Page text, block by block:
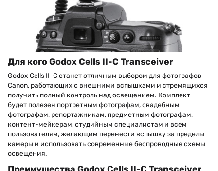
Для кого Godox Cells II-C Transceiver
Godox Cells II-C станет отличным выбором для фотографов
Canon, работающих с внешними вспышками и стремящихся
получить полный контроль над освещением. Комплект
будет полезен портретным фотографам, свадебным
фотографам, репортажникам, предметным фотографам,
контент-мейкерам, студийным специалистам и всем
пользователям, желающим перенести вспышку за пределы
камеры и использовать современные беспроводные схемы
освещения.